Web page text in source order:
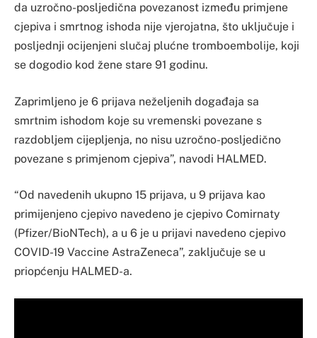
da uzročno-posljedična povezanost između primjene
cjepiva i smrtnog ishoda nije vjerojatna, što uključuje i
posljednji ocijenjeni slučaj plućne tromboembolije, koji
se dogodio kod žene stare 91 godinu.
Zaprimljeno je 6 prijava neželjenih događaja sa
smrtnim ishodom koje su vremenski povezane s
razdobljem cijepljenja, no nisu uzročno-posljedično
povezane s primjenom cjepiva”, navodi HALMED.
“Od navedenih ukupno 15 prijava, u 9 prijava kao
primijenjeno cjepivo navedeno je cjepivo Comirnaty
(Pfizer/BioNTech), a u 6 je u prijavi navedeno cjepivo
COVID-19 Vaccine AstraZeneca”, zaključuje se u
priopćenju HALMED-a.